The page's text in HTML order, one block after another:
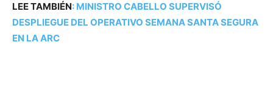
LEE TAMBIÉN: MINISTRO CABELLO SUPERVISÓ
DESPLIEGUE DEL OPERATIVO SEMANA SANTA SEGURA
EN LA ARC